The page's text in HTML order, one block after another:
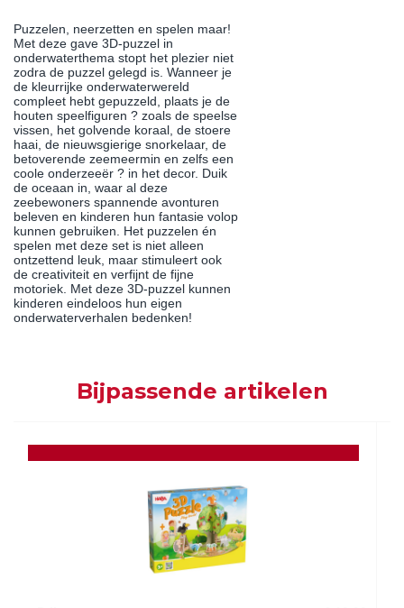
Puzzelen, neerzetten en spelen maar!
Met deze gave 3D-puzzel in
onderwaterthema stopt het plezier niet
zodra de puzzel gelegd is. Wanneer je
de kleurrijke onderwaterwereld
compleet hebt gepuzzeld, plaats je de
houten speelfiguren ? zoals de speelse
vissen, het golvende koraal, de stoere
haai, de nieuwsgierige snorkelaar, de
betoverende zeemeermin en zelfs een
coole onderzeeër ? in het decor. Duik
de oceaan in, waar al deze
zeebewoners spannende avonturen
beleven en kinderen hun fantasie volop
kunnen gebruiken. Het puzzelen én
spelen met deze set is niet alleen
ontzettend leuk, maar stimuleert ook
de creativiteit en verfijnt de fijne
motoriek. Met deze 3D-puzzel kunnen
kinderen eindeloos hun eigen
onderwaterverhalen bedenken!
Bijpassende artikelen